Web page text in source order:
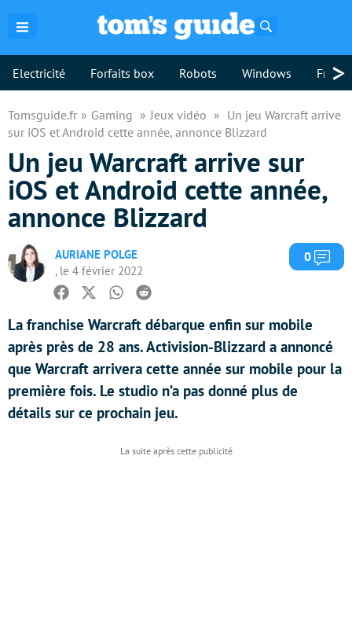
Electricité Forfaits box Robots Windows >
Tomsguide.fr Gaming Jeux vidéo
Un jeu Warcraft arrive
sur iOS et Android cette année, annonce Blizzard
Un jeu Warcraft arrive sur
iOS et Android cette année,
annonce Blizzard
AURIANE POLGE
, le 4 février 2022
0
Facebook
TwitterWhatsapp
Reddit
La franchise Warcraft débarque enfin sur mobile
après près de 28 ans. Activision-Blizzard a annoncé
que Warcraft arrivera cette année sur mobile pour la
première fois. Le studio n’a pas donné plus de
détails sur ce prochain jeu.